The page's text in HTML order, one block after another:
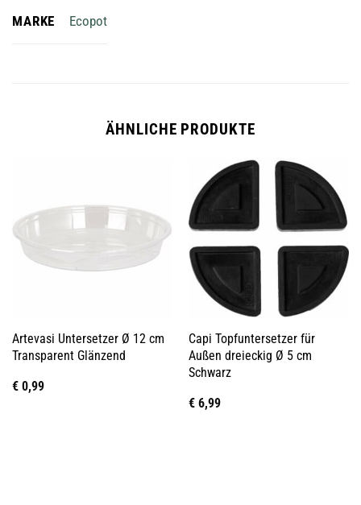
MARKE Ecopot
ÄHNLICHE PRODUKTE
Artevasi Untersetzer Ø 12 cm
Transparent Glänzend
€0,99
Capi Topfuntersetzer für
Außen dreieckig Ø 5 cm
Schwarz
€6,99